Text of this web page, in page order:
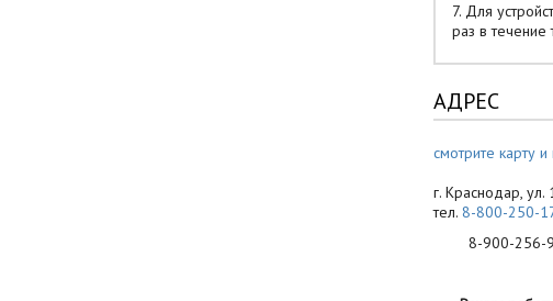
7. Для
раз в течение
АДРЕС
смотрите карту и
г. Краснодар,
тел. 8-800-250-
8-900-256-